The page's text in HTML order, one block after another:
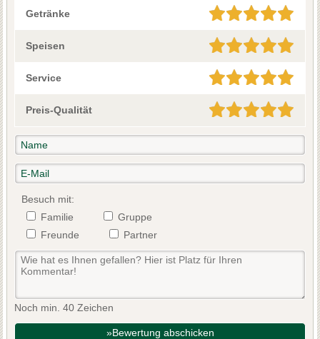
Getränke
Speisen
Service
Preis-Qualität
Besuch mit:
Familie
Gruppe
Freunde
Partner
Noch min. 40 Zeichen
»Bewertung abschicken